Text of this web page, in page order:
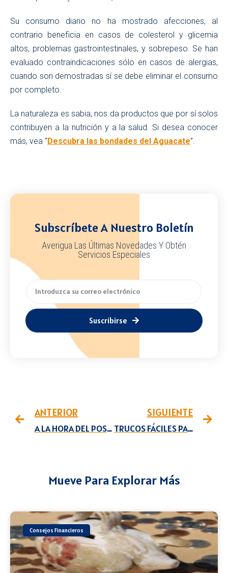
Su consumo diario no ha mostrado afecciones, al
contrario beneficia en casos de colesterol y glicemia
altos, problemas gastrointestinales, y sobrepeso. Se han
evaluado contraindicaciones sólo en casos de alergias,
cuando son demostradas sí se debe eliminar el consumo
por completo.
La naturaleza es sabia, nos da productos que por sí solos
contribuyen a la nutrición y a la salud. Si desea conocer
más, vea “Descubra las bondades del Aguacate”.
Subscríbete A Nuestro Boletín
Averigua Las Últimas Novedades Y Obtén
Servicios Especiales
Suscribirse
ANTERIOR
A LA HORA DEL POSTRE SORPRENDA CON UN FLAN DE COCO
SIGUIENTE
TRUCOS FÁCILES PARA LUCIR UÑAS HERMOSAS
Mueve Para Explorar Más
Consejos Financieros